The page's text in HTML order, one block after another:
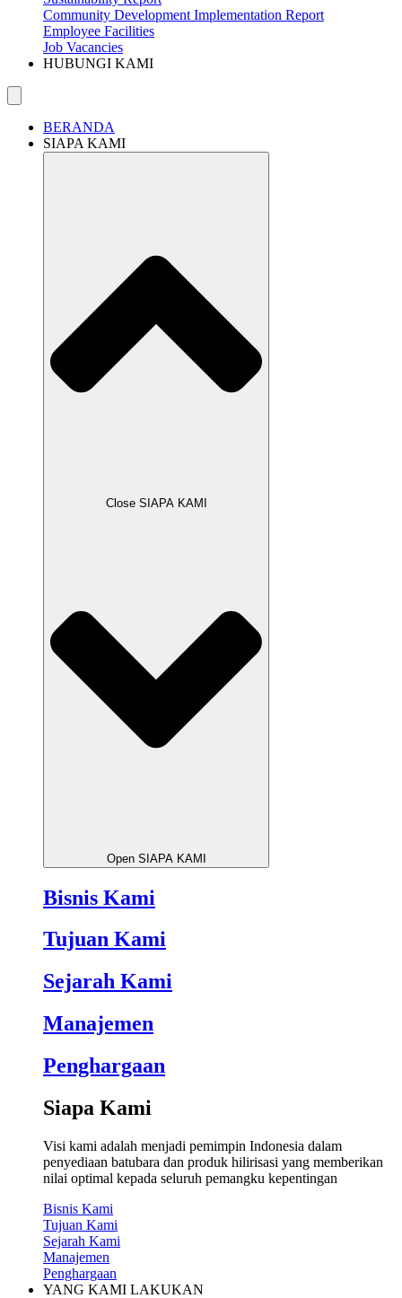
Community Development Implementation Report
Employee Facilities
Job Vacancies
HUBUNGI KAMI
BERANDA
SIAPA KAMI
Close SIAPA KAMI
Open SIAPA KAMI
Bisnis Kami
Tujuan Kami
Sejarah Kami
Manajemen
Penghargaan
Siapa Kami
Visi kami adalah menjadi pemimpin Indonesia dalam
penyediaan batubara dan produk hilirisasi yang memberikan
nilai optimal kepada seluruh pemangku kepentingan
Bisnis Kami
Tujuan Kami
Sejarah Kami
Manajemen
Penghargaan
YANG KAMI LAKUKAN